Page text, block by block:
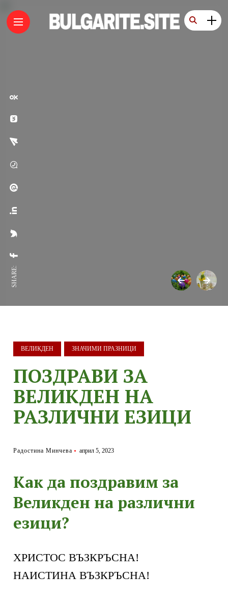
SHARE:
ВЕЛИКДЕН ЗНАЧИМИ ПРАЗНИЦИ
ПОЗДРАВИ ЗА
ВЕЛИКДЕН НА
РАЗЛИЧНИ ЕЗИЦИ
Радостина Минчева април 5, 2023
Как да поздравим за
Великден на различни
езици?
ХРИСТОС ВЪЗКРЪСНА!
НАИСТИНА ВЪЗКРЪСНА!